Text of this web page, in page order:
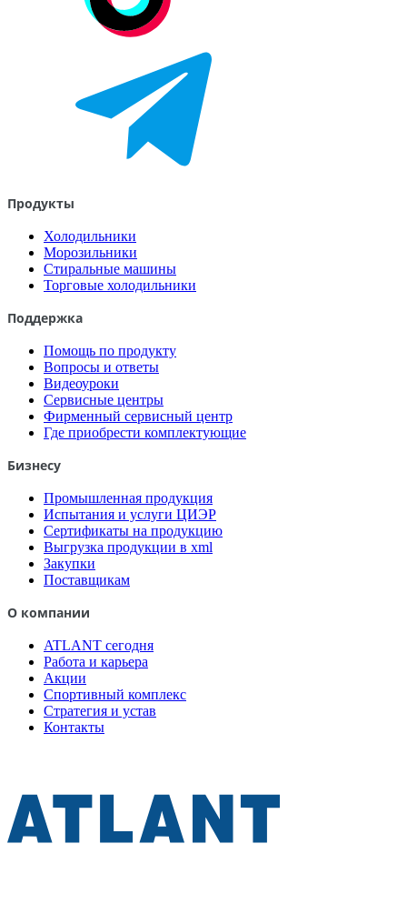
Продукты
Холодильники
Морозильники
Стиральные машины
Торговые холодильники
Поддержка
Помощь по продукту
Вопросы и ответы
Видеоуроки
Сервисные центры
Фирменный сервисный центр
Где приобрести комплектующие
Бизнесу
Промышленная продукция
Испытания и услуги ЦИЭР
Сертификаты на продукцию
Выгрузка продукции в xml
Закупки
Поставщикам
О компании
ATLANT сегодня
Работа и карьера
Акции
Спортивный комплекс
Стратегия и устав
Контакты